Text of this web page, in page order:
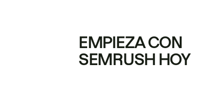
EMPIEZA CON
SEMRUSH HOY